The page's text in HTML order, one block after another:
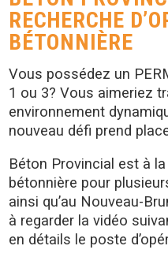
RECHERCHE
BÉTONNIÈRE
Vous possédez un
1 ou 3? Vous aimeriez
environnement
nouveau défi prend
Béton Provincial est à
bétonnière pour
ainsi qu’au Nouveau-
à regarder la vidéo
en détails le poste